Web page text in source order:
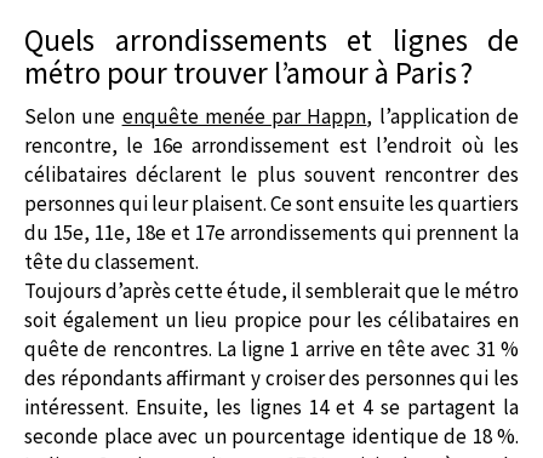
Quels arrondissements et lignes de
métro pour trouver l’amour à Paris ?
Selon une enquête menée par Happn, l’application de
rencontre, le 16e arrondissement est l’endroit où les
célibataires déclarent le plus souvent rencontrer des
personnes qui leur plaisent. Ce sont ensuite les quartiers
du 15e, 11e, 18e et 17e arrondissements qui prennent la
tête du classement.
Toujours d’après cette étude, il semblerait que le métro
soit également un lieu propice pour les célibataires en
quête de rencontres. La ligne 1 arrive en tête avec 31 %
des répondants affirmant y croiser des personnes qui les
intéressent. Ensuite, les lignes 14 et 4 se partagent la
seconde place avec un pourcentage identique de 18 %.